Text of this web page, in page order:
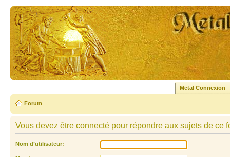
Metal Connexion
Forum
Vous devez être connecté pour répondre aux sujets de ce
Nom d’utilisateur: